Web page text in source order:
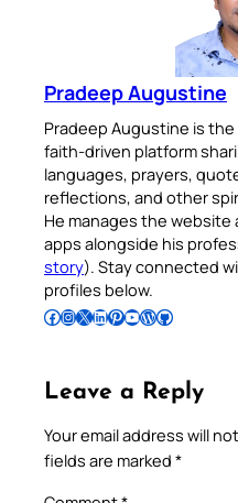
Pradeep Augustine
Pradeep Augustine is
faith-driven platform
languages, prayers,
reflections, and other
He manages the website
apps alongside his
story). Stay connected
profiles below.
Follow Pradeep on Facebook Follow Pradeep on InstagramFollow Pradeep on X Follow Pradeep on LinkedIn Follow Pradeep on Pinterest Subscribe to Pradeep’s Youtube Channel Follow Pradeep on WordPress Follow Pradeep on GitHub
Leave a Reply
Your email address will
fields are marked *